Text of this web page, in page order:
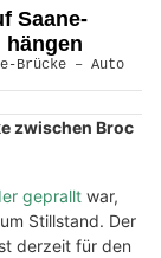
Saane-
hängen
zwischen Broc
geprallt war,
Stillstand. Der
derzeit für den